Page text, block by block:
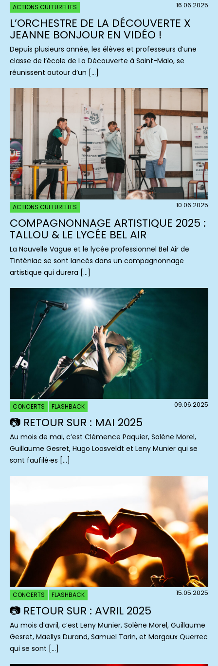
ACTIONS CULTURELLES 16.06.2025
L’ORCHESTRE DE LA DÉCOUVERTE X
JEANNE BONJOUR EN VIDÉO !
Depuis plusieurs année, les élèves et professeurs d’une
classe de l’école de La Découverte à Saint-Malo, se
réunissent autour d’un […]
ACTIONS CULTURELLES 10.06.2025
COMPAGNONNAGE ARTISTIQUE 2025 :
TALLOU & LE LYCÉE BEL AIR
La Nouvelle Vague et le lycée professionnel Bel Air de
Tinténiac se sont lancés dans un compagnonnage
artistique qui durera […]
CONCERTS FLASHBACK 09.06.2025
📷 RETOUR SUR : MAI 2025
Au mois de mai, c’est Clémence Paquier, Solène Morel,
Guillaume Gesret, Hugo Loosveldt et Leny Munier qui se
sont faufilé·es […]
CONCERTS FLASHBACK 15.05.2025
📷 RETOUR SUR : AVRIL 2025
Au mois d’avril, c’est Leny Munier, Solène Morel, Guillaume
Gesret, Maellys Durand, Samuel Tarin, et Margaux Querrec
qui se sont […]